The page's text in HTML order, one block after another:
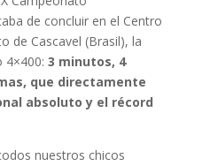
de concluir en el Centro
de Cascavel (Brasil), la
4×400: 3 minutos, 4
que directamente
absoluto y el récord
nuestros chicos